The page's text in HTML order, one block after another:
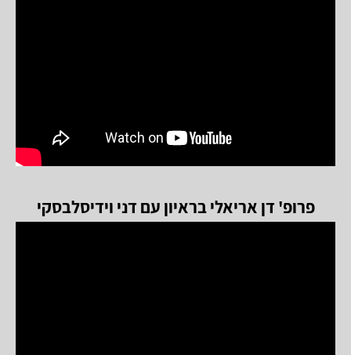
פרופ' דן אריאלי בראיון עם דני וידיסלבסקי